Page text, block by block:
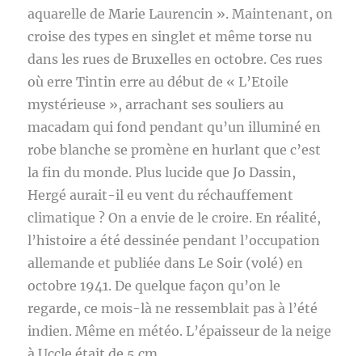
aquarelle de Marie Laurencin ». Maintenant, on
croise des types en singlet et même torse nu
dans les rues de Bruxelles en octobre. Ces rues
où erre Tintin erre au début de « L’Etoile
mystérieuse », arrachant ses souliers au
macadam qui fond pendant qu’un illuminé en
robe blanche se promène en hurlant que c’est
la fin du monde. Plus lucide que Jo Dassin,
Hergé aurait-il eu vent du réchauffement
climatique ? On a envie de le croire. En réalité,
l’histoire a été dessinée pendant l’occupation
allemande et publiée dans Le Soir (volé) en
octobre 1941. De quelque façon qu’on le
regarde, ce mois-là ne ressemblait pas à l’été
indien. Même en météo. L’épaisseur de la neige